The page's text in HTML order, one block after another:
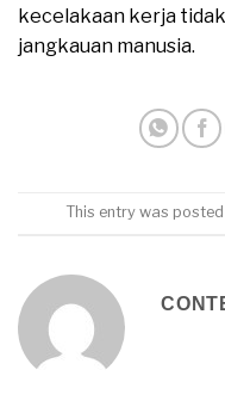
kecelakaan kerja
jangkauan manusia.
This entry was posted